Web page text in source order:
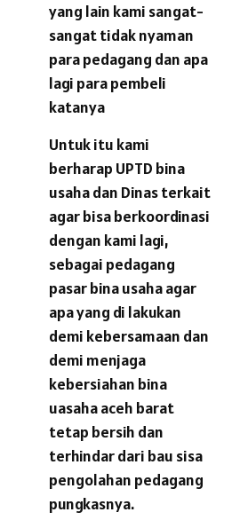
yang lain kami sangat-
sangat tidak nyaman
para pedagang dan apa
lagi para pembeli
katanya
Untuk itu kami
berharap UPTD bina
usaha dan Dinas terkait
agar bisa berkoordinasi
dengan kami lagi,
sebagai pedagang
pasar bina usaha agar
apa yang di lakukan
demi kebersamaan dan
demi menjaga
kebersiahan bina
uasaha aceh barat
tetap bersih dan
terhindar dari bau sisa
pengolahan pedagang
pungkasnya.